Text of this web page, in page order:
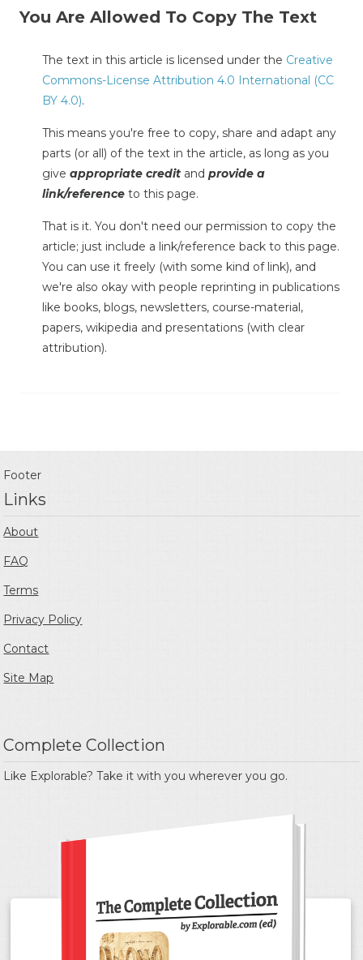
You Are Allowed To Copy The Text
The text in this article is licensed under the Creative
Commons-License Attribution 4.0 International (CC
BY 4.0).
This means you're free to copy, share and adapt any
parts (or all) of the text in the article, as long as you
give appropriate credit and provide a
link/reference to this page.
That is it. You don't need our permission to copy the
article; just include a link/reference back to this page.
You can use it freely (with some kind of link), and
we're also okay with people reprinting in publications
like books, blogs, newsletters, course-material,
papers, wikipedia and presentations (with clear
attribution).
Footer
Links
About
FAQ
Terms
Privacy Policy
Contact
Site Map
Complete Collection
Like Explorable? Take it with you wherever you go.